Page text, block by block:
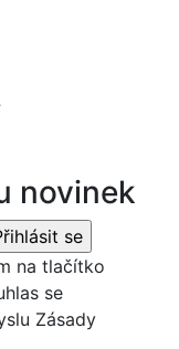
novinek
na tlačítko
se
Zásady